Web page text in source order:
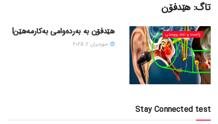
تاگ: هێدفۆن
زانست و تەندرووستی هێدفۆن بە بەردەوامی بەکارمەهێن!
حوزه‌یران 2, 2025
Stay Connected test